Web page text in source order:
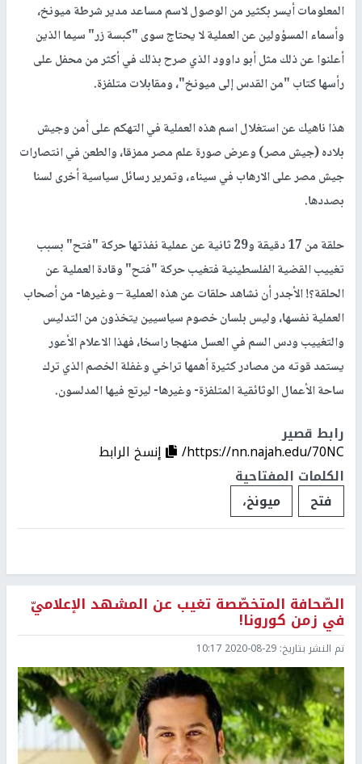
المعلومات أيسر بكثير من الوصول لاسم مساعد مدير شرطة ميونخ،
وأسماء المسؤولين عن العملية لا يحتاج سوى "كبسة زر" سيما الذين
أعلنوا عن ذلك مثل أبو داوود الذي صرح بذلك في أكثر من محفل على
رأسها كتاب "من القدس إلى ميونخ"، ومقابلات متلفزة.
هذا ناهيك عن استغلال اسم هذه العملية في التهكم على أمن وجيش
بلاده (جيش مصر) وعرض صورة علم مصر ممزقا، والطعن في انتصارات
جيش مصر على الارهاب في سيناء، وتمرير رسائل سياسية أخرى لسنا
بصددها.
حلقة من 17 دقيقة و29 ثانية عن عملية نفذتها حركة "فتح" بسبب
تغييب القضية الفلسطينية فتغيب حركة "فتح" وقادة العملية عن
الحلقة؟! الأجدر أن نشاهد حلقات عن هذه العملية – وغيرها- من أصحاب
العملية نفسها، وليس بلسان خصوم سياسيين يتخذون من التدليس
والتغييب ودس السم في العسل منهجا راسخا، فهذا الاعلام الأعور
يستمد قوته من مصادر كثيرة أهمها تراخي وغفلة الخصم الذي ترك
ساحة الأعمال الوثائقية المتلفزة- وغيرها- ليرتع فيها المدلسون.
رابط قصير
https://nn.najah.edu/70NC/
إنسخ الرابط
الكلمات المفتاحية
فتح
ميونخ،
الصّحافة المتخصّصة تغيب عن المشهد الإعلاميّ
في زمن كورونا!
تم النشر بتاريخ: 2020-08-29 10:17